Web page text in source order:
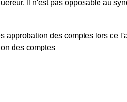
Il n'est pasopposable au
approbation des comptes lors de
des comptes.